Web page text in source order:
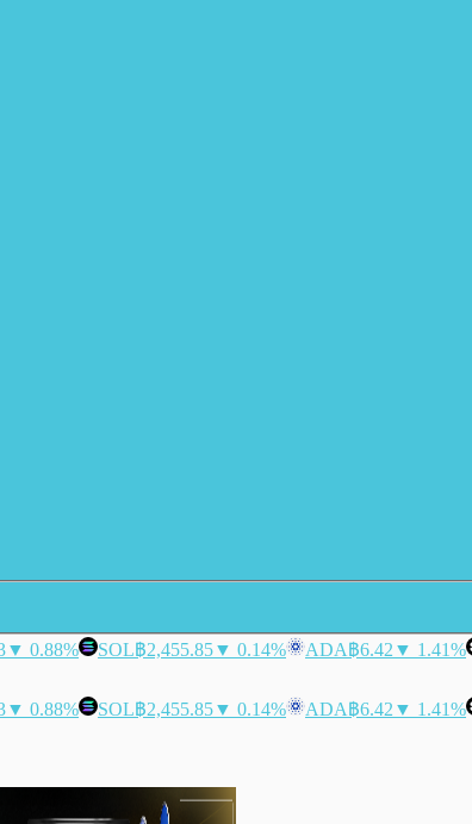
▼ 0.88% SOL฿2,455.85▼ 0.14% ADA฿6.42 ▼ 1.41%
▼ 0.88% SOL฿2,455.85▼ 0.14% ADA฿6.42 ▼ 1.41%